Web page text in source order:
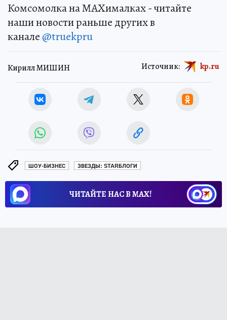
Комсомолка на MAXималках - читайте
наши новости раньше других в
канале @truekpru
Кирилл МИШИН Источник: kp.ru
ШОУ-БИЗНЕС ЗВЕЗДЫ: STARБЛОГИ
ЧИТАЙТЕ НАС В МАХ!